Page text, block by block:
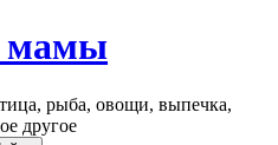
мамы
рыба, овощи, выпечка,
другое